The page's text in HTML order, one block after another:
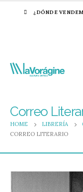
¿DÓNDE
Correo
HOME LIBRERÍA
CORREO LITERARIO